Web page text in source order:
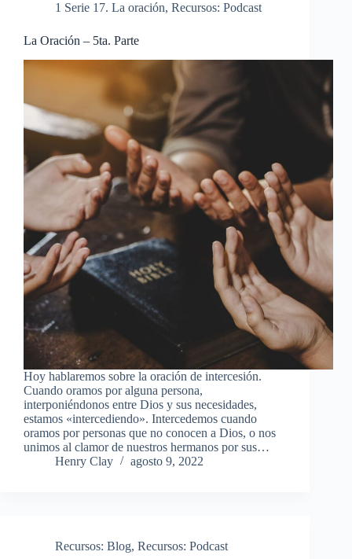
1 Serie 17. La oración, Recursos: Podcast
La Oración – 5ta. Parte
Hoy hablaremos sobre la oración de intercesión.
Cuando oramos por alguna persona,
interponiéndonos entre Dios y sus necesidades,
estamos «intercediendo». Intercedemos cuando
oramos por personas que no conocen a Dios, o nos
unimos al clamor de nuestros hermanos por sus…
Henry Clay
agosto 9, 2022
Recursos: Blog, Recursos: Podcast